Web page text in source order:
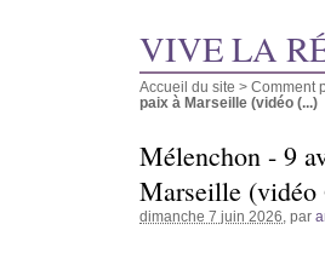
VIVE LA
Accueil du site > Comment
paix à Marseille (vidéo (...)
Mélenchon - 9
Marseille (vidéo
dimanche 7 juin 2026 , par